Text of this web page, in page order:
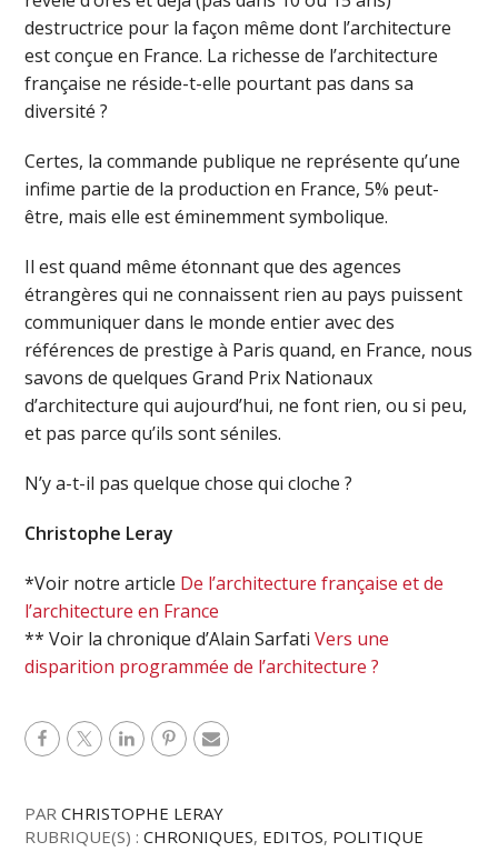
destructrice pour la façon même dont l’architecture
est conçue en France. La richesse de l’architecture
française ne réside-t-elle pourtant pas dans sa
diversité ?
Certes, la commande publique ne représente qu’une
infime partie de la production en France, 5% peut-
être, mais elle est éminemment symbolique.
Il est quand même étonnant que des agences
étrangères qui ne connaissent rien au pays puissent
communiquer dans le monde entier avec des
références de prestige à Paris quand, en France, nous
savons de quelques Grand Prix Nationaux
d’architecture qui aujourd’hui, ne font rien, ou si peu,
et pas parce qu’ils sont séniles.
N’y a-t-il pas quelque chose qui cloche ?
Christophe Leray
*Voir notre article De l’architecture française et de
l’architecture en France
** Voir la chronique d’Alain SarfatiVers une
disparition programmée de l’architecture ?
PARCHRISTOPHE LERAY
RUBRIQUE(S) :CHRONIQUES, EDITOS, POLITIQUE